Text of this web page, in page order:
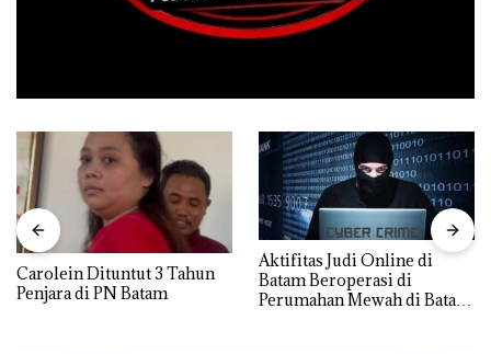
Carolein Dituntut 3 Tahun
Penjara di PN Batam
Aktifitas Judi Online di
Batam Beroperasi di
Perumahan Mewah di Batam